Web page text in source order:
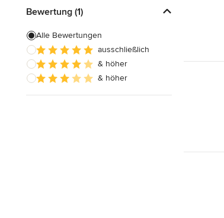
Bewertung (1)
Alle Bewertungen
ausschließlich
& höher
& höher